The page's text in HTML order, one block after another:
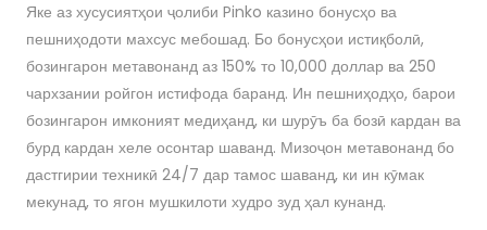
Яке аз хусусиятҳои ҷолиби Pinko казино бонусҳо ва
пешниҳодоти махсус мебошад. Бо бонусҳои истиқболӣ,
бозингарон метавонанд аз 150% то 10,000 доллар ва 250
чархзании ройгон истифода баранд. Ин пешниҳодҳо, барои
бозингарон имконият медиҳанд, ки шурӯъ ба бозӣ кардан ва
бурд кардан хеле осонтар шаванд. Мизоҷон метавонанд бо
дастгирии техникӣ 24/7 дар тамос шаванд, ки ин кӯмак
мекунад, то ягон мушкилоти худро зуд ҳал кунанд.